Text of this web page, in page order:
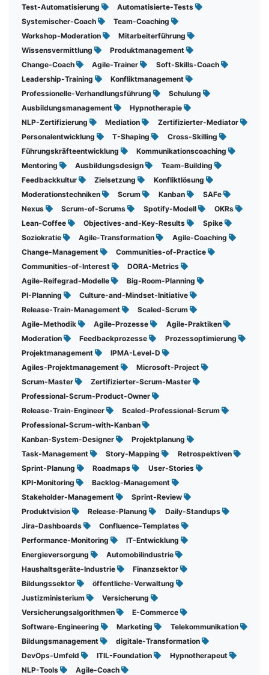
Test-Automatisierung
Automatisierte-Tests
Systemischer-Coach
Team-Coaching
Workshop-Moderation
Mitarbeiterführung
Wissensvermittlung
Produktmanagement
Change-Coach
Agile-Trainer
Soft-Skills-Coach
Leadership-Training
Konfliktmanagement
Professionelle-Verhandlungsführung
Schulung
Ausbildungsmanagement
Hypnotherapie
NLP-Zertifizierung
Mediation
Zertifizierter-Mediator
Personalentwicklung
T-Shaping
Cross-Skilling
Führungskräfteentwicklung
Kommunikationscoaching
Mentoring
Ausbildungsdesign
Team-Building
Feedbackkultur
Zielsetzung
Konfliktlösung
Moderationstechniken
Scrum Kanban
SAFe
Nexus
Scrum-of-Scrums Spotify-Modell
OKRs
Lean-Coffee
Objectives-and-Key-Results
Spike
Soziokratie
Agile-Transformation
Agile-Coaching
Change-Management
Communities-of-Practice
Communities-of-Interest
DORA-Metrics
Agile-Reifegrad-Modelle
Big-Room-Planning
PI-Planning
Culture-and-Mindset-Initiative
Release-Train-Management
Scaled-Scrum
Agile-Methodik
Agile-Prozesse
Agile-Praktiken
Moderation
Feedbackprozesse
Prozessoptimierung
Projektmanagement
IPMA-Level-D
Agiles-Projektmanagement
Microsoft-Project
Scrum-Master
Zertifizierter-Scrum-Master
Professional-Scrum-Product-Owner
Release-Train-Engineer
Scaled-Professional-Scrum
Professional-Scrum-with-Kanban
Kanban-System-Designer
Projektplanung
Task-Management
Story-Mapping
Retrospektiven
Sprint-Planung
Roadmaps
User-Stories
KPI-Monitoring
Backlog-Management
Stakeholder-Management
Sprint-Review
Produktvision
Release-Planung
Daily-Standups
Jira-Dashboards
Confluence-Templates
Performance-Monitoring
IT-Entwicklung
Energieversorgung
Automobilindustrie
Haushaltsgeräte-Industrie
Finanzsektor
Bildungssektor
öffentliche-Verwaltung
Justizministerium
Versicherung
Versicherungsalgorithmen
E-Commerce
Software-Engineering
Marketing
Telekommunikation
Bildungsmanagement
digitale-Transformation
DevOps-Umfeld
ITIL-Foundation
Hypnotherapeut
NLP-Tools
Agile-Coach